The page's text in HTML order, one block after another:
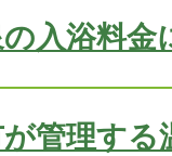
入浴料金
管理す